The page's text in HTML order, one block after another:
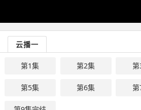
云播一
第1集 第2集
第5集 第6集